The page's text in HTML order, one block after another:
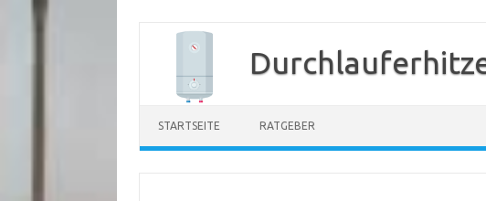
STARTSEITE RATGEBER